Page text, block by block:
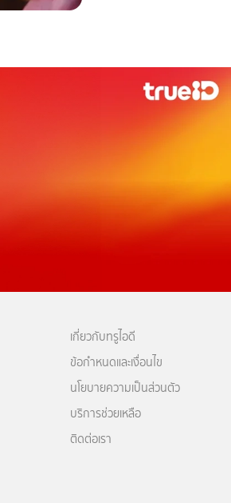
เกี่ยวกับทรูไอดี
ข้อกำหนดและเงื่อนไข
นโยบายความเป็นส่วนตัว
บริการช่วยเหลือ
ติดต่อเรา